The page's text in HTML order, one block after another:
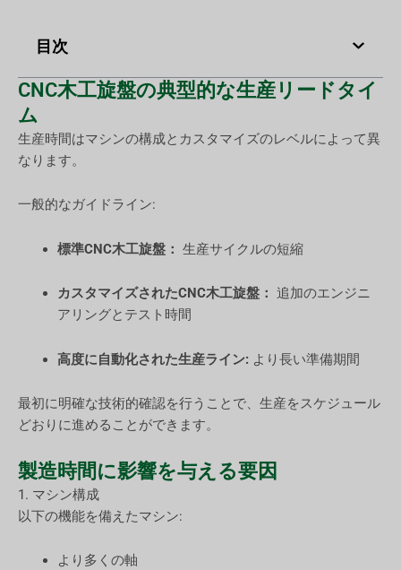
目次
CNC木工旋盤の典型的な生産リードタイ
ム
生産時間はマシンの構成とカスタマイズのレベルによって異
なります。
一般的なガイドライン:
標準CNC木工旋盤： 生産サイクルの短縮
カスタマイズされたCNC木工旋盤： 追加のエンジニ
アリングとテスト時間
高度に自動化された生産ライン:より長い準備期間
最初に明確な技術的確認を行うことで、生産をスケジュール
どおりに進めることができます。
製造時間に影響を与える要因
1. マシン構成
以下の機能を備えたマシン:
より多くの軸